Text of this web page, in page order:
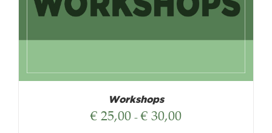
Workshops
€ 25,00 - € 30,00Prijsklasse: